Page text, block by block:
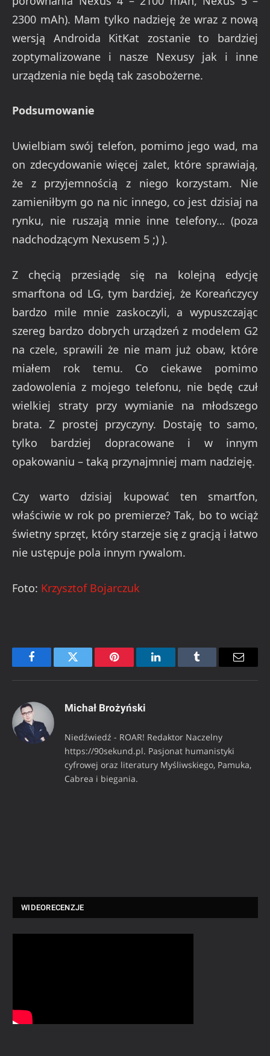
2300 mAh). Mam tylko nadzieję że wraz z nową
wersją Androida KitKat zostanie to bardziej
zoptymalizowane i nasze Nexusy jak i inne
urządzenia nie będą tak zasobożerne.
Podsumowanie
Uwielbiam swój telefon, pomimo jego wad, ma
on zdecydowanie więcej zalet, które sprawiają,
że z przyjemnością z niego korzystam. Nie
zamieniłbym go na nic innego, co jest dzisiaj na
rynku, nie ruszają mnie inne telefony… (poza
nadchodzącym Nexusem 5 ;) ).
Z chęcią przesiądę się na kolejną edycję
smarftona od LG, tym bardziej, że Koreańczycy
bardzo mile mnie zaskoczyli, a wypuszczając
szereg bardzo dobrych urządzeń z modelem G2
na czele, sprawili że nie mam już obaw, które
miałem rok temu. Co ciekawe pomimo
zadowolenia z mojego telefonu, nie będę czuł
wielkiej straty przy wymianie na młodszego
brata. Z prostej przyczyny. Dostaję to samo,
tylko bardziej dopracowane i w innym
opakowaniu – taką przynajmniej mam nadzieję.
Czy warto dzisiaj kupować ten smartfon,
właściwie w rok po premierze? Tak, bo to wciąż
świetny sprzęt, który starzeje się z gracją i łatwo
nie ustępuje pola innym rywalom.
Foto: Krzysztof Bojarczuk
FacebookTwitter Pinterest LinkedInTumblr Email
Michał Brożyński
Niedźwiedź - ROAR! Redaktor Naczelny
https://90sekund.pl. Pasjonat humanistyki
cyfrowej oraz literatury Myśliwskiego, Pamuka,
Cabrea i biegania.
WIDEORECENZJE